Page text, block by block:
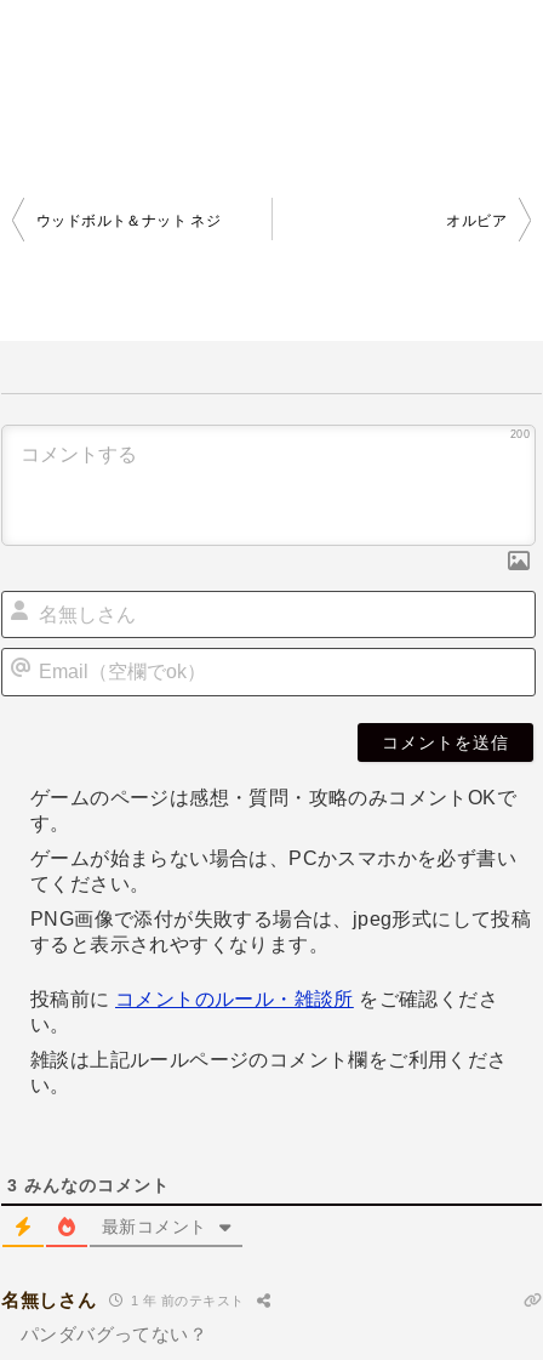
投
ー
シ
ウッドボルト＆ナット ネジ オルビア
200
ゲームのページは感想・質問・攻略のみコメントOKで
す。
ゲームが始まらない場合は、PCかスマホかを必ず書い
てください。
PNG画像で添付が失敗する場合は、jpeg形式にして投稿
すると表示されやすくなります。
投稿前に コメントのルール・雑談所 をご確認くださ
い。
雑談は上記ルールページのコメント欄をご利用くださ
い。
3 みんなのコメント
最新コメント
名無しさん 1 年 前のテキスト
パンダバグってない？